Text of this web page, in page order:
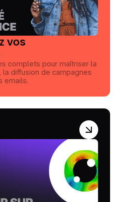
vos
complets pour maîtriser la
diffusion de campagnes
emails.